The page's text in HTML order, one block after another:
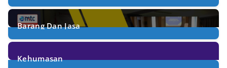
21Posts
Barang Dan Jasa
18Posts
Kehumasan